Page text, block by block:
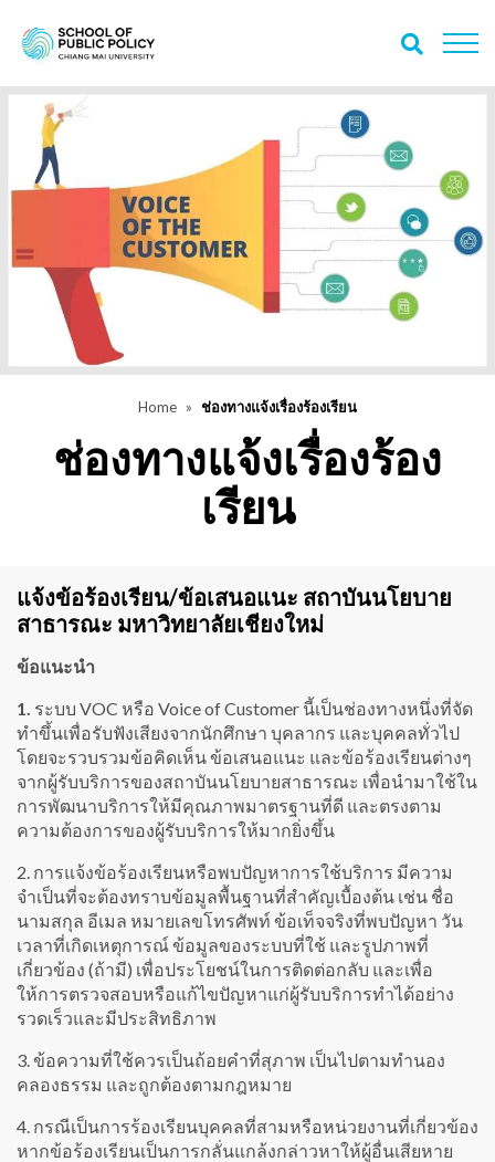
Home ช่องทางแจ้งเรื่องร้องเรียน
ช่องทางแจ้งเรื่องร้อง
เรียน
แจ้งข้อร้องเรียน/ข้อเสนอแนะ สถาบันนโยบาย
สาธารณะ มหาวิทยาลัยเชียงใหม่
ข้อแนะนำ
1. ระบบ VOC หรือ Voice of Customer นี้เป็นช่องทางหนึ่งที่จัด
ทำขึ้นเพื่อรับฟังเสียงจากนักศึกษา บุคลากร และบุคคลทั่วไป
โดยจะรวบรวมข้อคิดเห็น ข้อเสนอแนะ และข้อร้องเรียนต่างๆ
จากผู้รับบริการของสถาบันนโยบายสาธารณะ เพื่อนำมาใช้ใน
การพัฒนาบริการให้มีคุณภาพมาตรฐานที่ดี และตรงตาม
ความต้องการของผู้รับบริการให้มากยิ่งขึ้น
2. การแจ้งข้อร้องเรียนหรือพบปัญหาการใช้บริการ มีความ
จำเป็นที่จะต้องทราบข้อมูลพื้นฐานที่สำคัญเบื้องต้น เช่น ชื่อ
นามสกุล อีเมล หมายเลขโทรศัพท์ ข้อเท็จจริงที่พบปัญหา วัน
เวลาที่เกิดเหตุการณ์ ข้อมูลของระบบที่ใช้ และรูปภาพที่
เกี่ยวข้อง (ถ้ามี) เพื่อประโยชน์ในการติดต่อกลับ และเพื่อ
ให้การตรวจสอบหรือแก้ไขปัญหาแก่ผู้รับบริการทำได้อย่าง
รวดเร็วและมีประสิทธิภาพ
3. ข้อความที่ใช้ควรเป็นถ้อยคำที่สุภาพ เป็นไปตามทำนอง
คลองธรรม และถูกต้องตามกฎหมาย
4. กรณีเป็นการร้องเรียนบุคคลที่สามหรือหน่วยงานที่เกี่ยวข้อง
หากข้อร้องเรียนเป็นการกลั่นแกล้งกล่าวหาให้ผู้อื่นเสียหาย